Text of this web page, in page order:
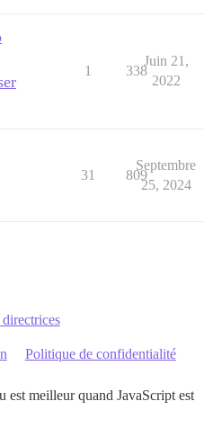
1 338
Juin 21,
2022
31 809
Septembre
25, 2024
Politique de confidentialité
est meilleur quand JavaScript est